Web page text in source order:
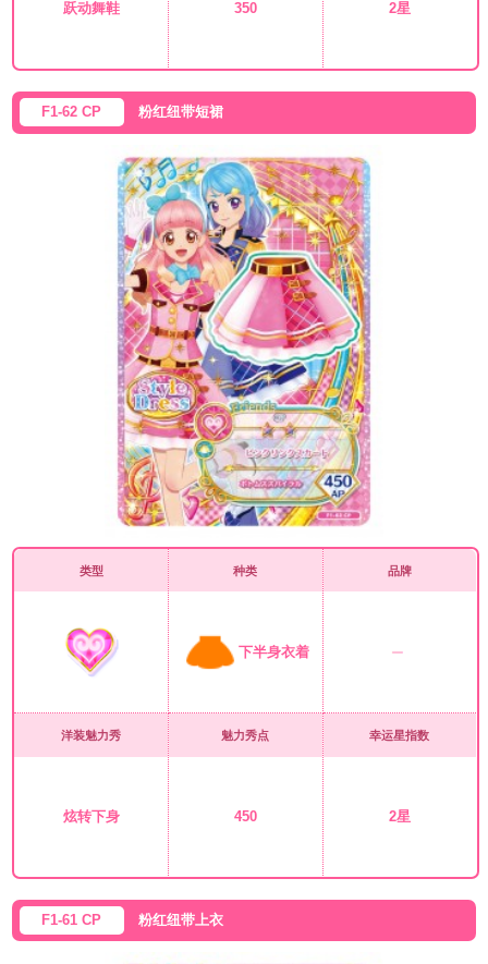
跃动舞鞋 350 2星
F1-62 CP 粉红纽带短裙
类型 种类
下半身衣着
品牌
洋装魅力秀
炫转下身
魅力秀点
450
幸运星指数
2星
F1-61 CP 粉红纽带上衣